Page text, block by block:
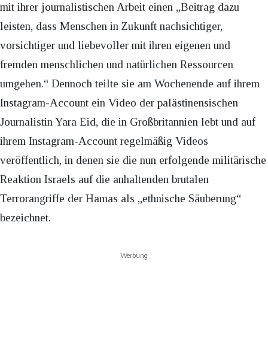
mit ihrer journalistischen Arbeit einen „Beitrag dazu
leisten, dass Menschen in Zukunft nachsichtiger,
vorsichtiger und liebevoller mit ihren eigenen und
fremden menschlichen und natürlichen Ressourcen
umgehen.“ Dennoch teilte sie am Wochenende auf ihrem
Instagram-Account ein Video der palästinensischen
Journalistin Yara Eid, die in Großbritannien lebt und auf
ihrem Instagram-Account regelmäßig Videos
veröffentlich, in denen sie die nun erfolgende militärische
Reaktion Israels auf die anhaltenden brutalen
Terrorangriffe der Hamas als „ethnische Säuberung“
bezeichnet.
Werbung